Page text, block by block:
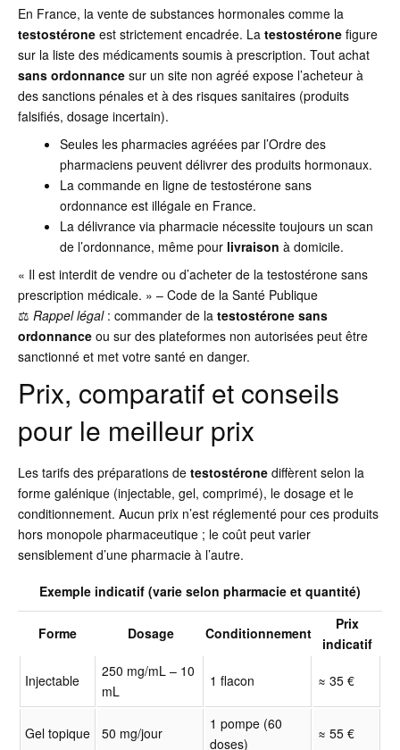
En France, la vente de substances hormonales comme la
testostérone est strictement encadrée. La testostérone figure
sur la liste des médicaments soumis à prescription. Tout achat
sans ordonnance sur un site non agréé expose l’acheteur à
des sanctions pénales et à des risques sanitaires (produits
falsifiés, dosage incertain).
Seules les pharmacies agréées par l’Ordre des
pharmaciens peuvent délivrer des produits hormonaux.
La commande en ligne de testostérone sans
ordonnance est illégale en France.
La délivrance via pharmacie nécessite toujours un scan
de l’ordonnance, même pour livraison à domicile.
« Il est interdit de vendre ou d’acheter de la testostérone sans
prescription médicale. » – Code de la Santé Publique
⚖️ Rappel légal: commander de la testostérone sans
ordonnance ou sur des plateformes non autorisées peut être
sanctionné et met votre santé en danger.
Prix, comparatif et conseils
pour le meilleur prix
Les tarifs des préparations de testostérone diffèrent selon la
forme galénique (injectable, gel, comprimé), le dosage et le
conditionnement. Aucun prix n’est réglementé pour ces produits
hors monopole pharmaceutique ; le coût peut varier
sensiblement d’une pharmacie à l’autre.
Exemple indicatif (varie selon pharmacie et quantité)
Forme Dosage Conditionnement
Prix
indicatif
Injectable
250 mg/mL – 10
mL
1 flacon ≈ 35 €
Gel topique 50 mg/jour
1 pompe (60
doses)
≈ 55 €